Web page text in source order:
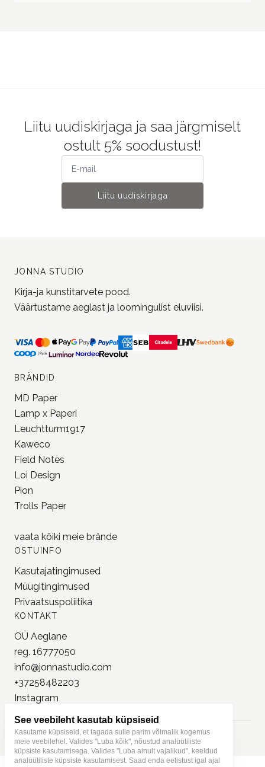
Liitu uudiskirjaga ja saa järgmiselt
ostult 5% soodustust!
Liitu uudiskirjaga
JONNA STUDIO
Kirja-ja kunstitarvete pood.
Väärtustame aeglast ja loomingulist eluviisi.
BRÄNDID
MD Paper
Lamp x Paperi
Leuchtturm1917
Kaweco
Field Notes
Loi Design
Pion
Trolls Paper
vaata kõiki meie brände
OSTUINFO
Kasutajatingimused
Müügitingimused
Privaatsuspoliitika
KONTAKT
OÜ Aeglane
reg. 16777050
info@jonnastudio.com
+37258482203
Instagram
See veebileht kasutab küpsiseid
Kasutame küpsiseid, et tagada sulle parim võimalik kogemus
meie veebilehel. Valides "Luba kõik", nõustud analüütiliste
küpsiste kasutamisega. Valides "Luba ainult vajalikud", keeldud
analüütiliste küpsiste kasutamisest. Saad enda eelistust igal ajal